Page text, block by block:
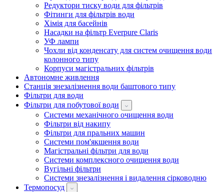
Редуктори тиску води для фільтрів
Фітинги для фільтрів води
Хімія для басейнів
Насадки на фільтр Everpure Claris
УФ лампи
Чохли від конденсату для систем очищення води
колонного типу
Корпуси магістральних фільтрів
Автономне живлення
Станція знезалізнення води баштового типу
Фільтри для води
Фільтри для побутової води
Системи механічного очищення води
Фільтри від накипу
Фільтри для пральних машин
Системи пом'якшення води
Магістральні фільтри для води
Системи комплексного очищення води
Вугільні фільтри
Системи знезалізнення і видалення сірководню
Термопосуд